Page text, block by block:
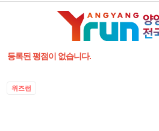
등록된 평점이 없습니다.
위즈런